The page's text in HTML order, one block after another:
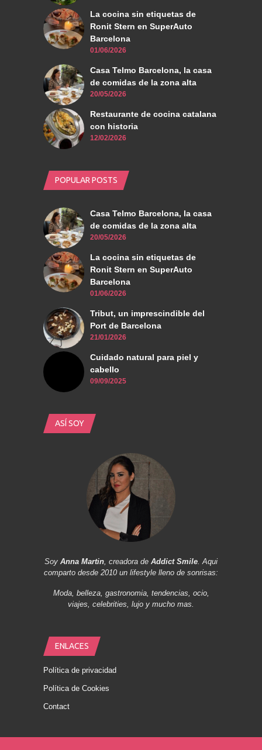
La cocina sin etiquetas de
Ronit Stern en SuperAuto
Barcelona
01/06/2026
Casa Telmo Barcelona, la casa
de comidas de la zona alta
20/05/2026
Restaurante de cocina catalana
con historia
12/02/2026
POPULAR POSTS
Casa Telmo Barcelona, la casa
de comidas de la zona alta
20/05/2026
La cocina sin etiquetas de
Ronit Stern en SuperAuto
Barcelona
01/06/2026
Tribut, un imprescindible del
Port de Barcelona
21/01/2026
Cuidado natural para piel y
cabello
09/09/2025
ASÍ SOY
Soy Anna Martin, creadora de Addict Smile. Aqui
comparto desde 2010 un lifestyle lleno de sonrisas:
Moda, belleza, gastronomia, tendencias, ocio,
viajes, celebrities, lujo y mucho mas.
ENLACES
Política de privacidad
Política de Cookies
Contact